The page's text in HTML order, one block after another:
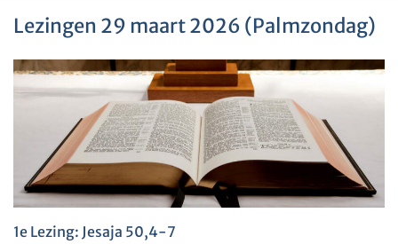
Lezingen 29 maart 2026 (Palmzondag)
1e Lezing: Jesaja 50,4-7